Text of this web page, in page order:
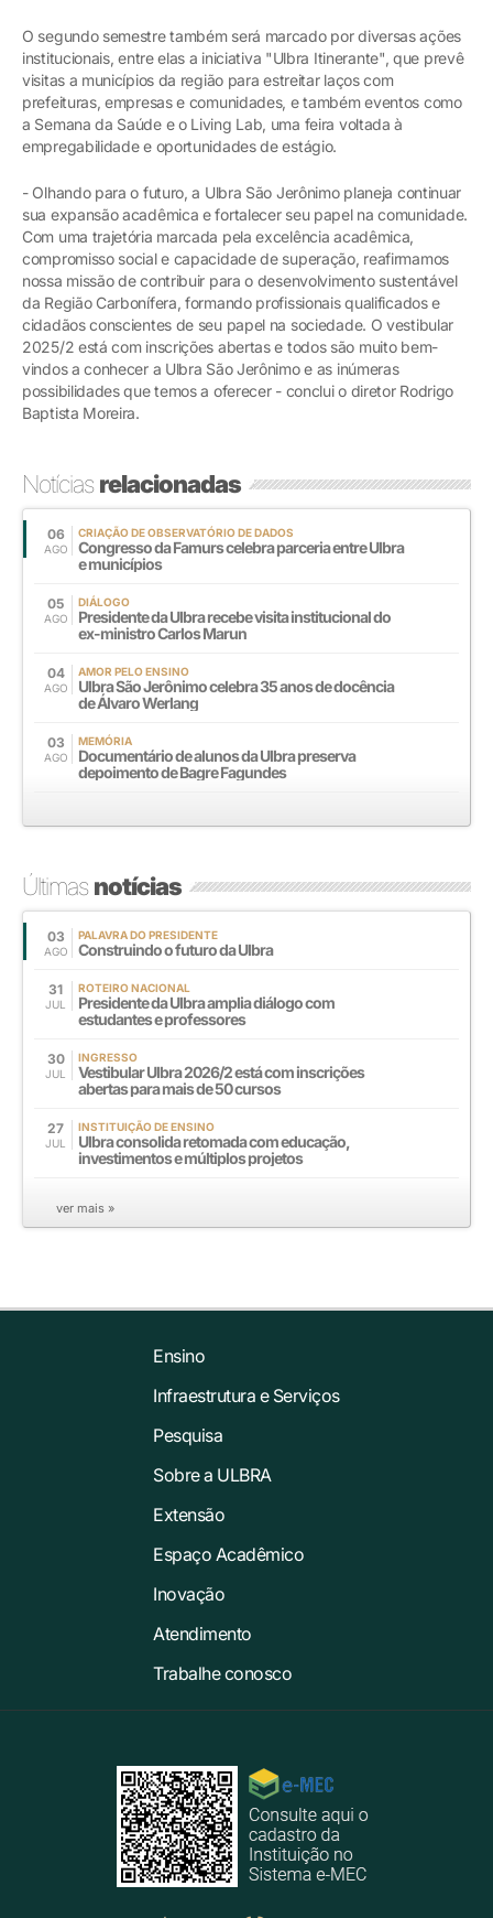
O segundo semestre também será marcado por diversas ações
institucionais, entre elas a iniciativa "Ulbra Itinerante", que prevê
visitas a municípios da região para estreitar laços com
prefeituras, empresas e comunidades, e também eventos como
a Semana da Saúde e o Living Lab, uma feira voltada à
empregabilidade e oportunidades de estágio.
- Olhando para o futuro, a Ulbra São Jerônimo planeja continuar
sua expansão acadêmica e fortalecer seu papel na comunidade.
Com uma trajetória marcada pela excelência acadêmica,
compromisso social e capacidade de superação, reafirmamos
nossa missão de contribuir para o desenvolvimento sustentável
da Região Carbonífera, formando profissionais qualificados e
cidadãos conscientes de seu papel na sociedade. O vestibular
2025/2 está com inscrições abertas e todos são muito bem-
vindos a conhecer a Ulbra São Jerônimo e as inúmeras
possibilidades que temos a oferecer - conclui o diretor Rodrigo
Baptista Moreira.
Notíciasrelacionadas
06
AGO
CRIAÇÃO DE OBSERVATÓRIO DE DADOS
Congresso da Famurs celebra parceria entre Ulbra
e municípios
05
AGO
DIÁLOGO
Presidente da Ulbra recebe visita institucional do
ex-ministro Carlos Marun
04
AGO
AMOR PELO ENSINO
Ulbra São Jerônimo celebra 35 anos de docência
de Álvaro Werlang
03
AGO
MEMÓRIA
Documentário de alunos da Ulbra preserva
depoimento de Bagre Fagundes
Últimasnotícias
03
AGO
PALAVRA DO PRESIDENTE
Construindo o futuro da Ulbra
31
JUL
ROTEIRO NACIONAL
Presidente da Ulbra amplia diálogo com
estudantes e professores
30
JUL
INGRESSO
Vestibular Ulbra 2026/2 está com inscrições
abertas para mais de 50 cursos
27
JUL
INSTITUIÇÃO DE ENSINO
Ulbra consolida retomada com educação,
investimentos e múltiplos projetos
ver mais »
Ensino
Infraestrutura e Serviços
Pesquisa
Sobre a ULBRA
Extensão
Espaço Acadêmico
Inovação
Atendimento
Trabalhe conosco